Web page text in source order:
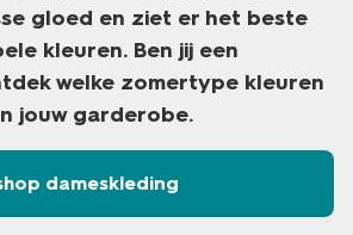
gloed en ziet er het beste
kleuren. Ben jij een
welke zomertype kleuren
jouw garderobe.
dameskleding